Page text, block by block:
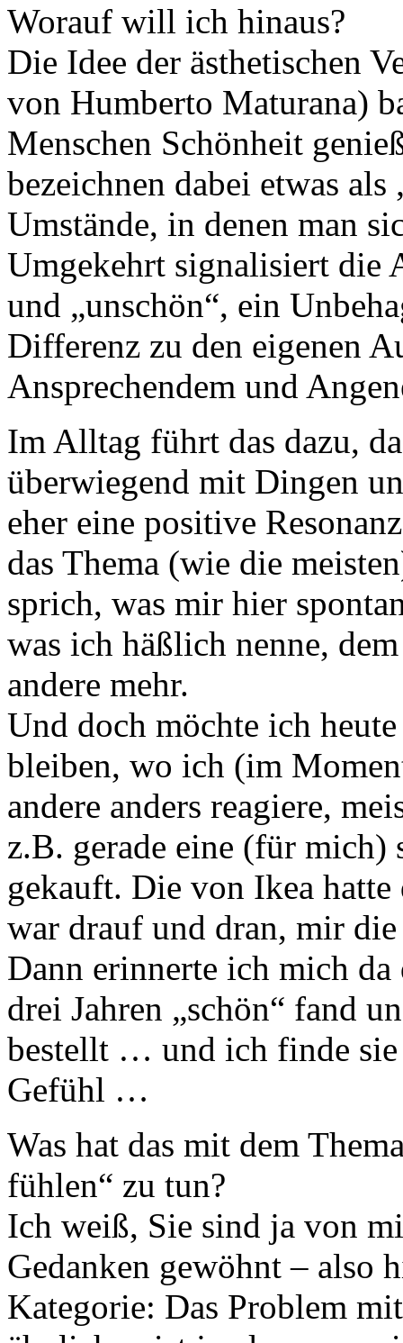
Worauf will ich hinaus?
Die Idee der ästhetischen
von Humberto Maturana)
Menschen Schönheit
bezeichnen dabei etwas
Umstände, in denen man
Umgekehrt signalisiert die
und „unschön“, ein
Differenz zu den eigenen
Ansprechendem und
Im Alltag führt das dazu,
überwiegend mit Dingen
eher eine positive
das Thema (wie die
sprich, was mir hier
was ich häßlich nenne,
andere mehr.
Und doch möchte ich
bleiben, wo ich (im
andere anders reagiere,
z.B. gerade eine (für mich)
gekauft. Die von Ikea
war drauf und dran, mir
Dann erinnerte ich mich
drei Jahren „schön“ fand
bestellt … und ich finde sie
Gefühl …
Was hat das mit dem
fühlen“ zu tun?
Ich weiß, Sie sind ja von
Gedanken gewöhnt – also
Kategorie: Das Problem